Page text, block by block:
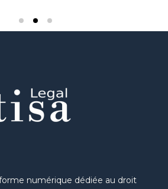
numérique dédiée au droit